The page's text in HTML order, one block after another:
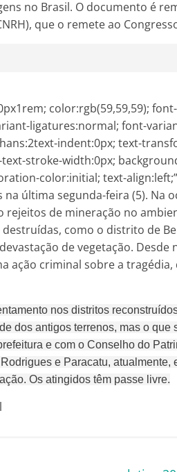
no Brasil. O documento é
que o remete ao
color:rgb(59,59,59);
ligatures:normal; font-
indent:0px; text-
stroke-width:0px;
color:initial; text-
última segunda-feira (5). Na
rejeitos de mineração no
como o distrito de
de vegetação.
ação criminal sobre a
nos distritos
dos antigos terrenos, mas o
e com o Conselho do
e Paracatu,
Os atingidos têm passe livre.